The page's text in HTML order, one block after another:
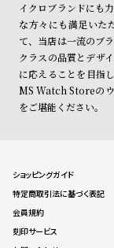
イクロブランドにも
な方々にも満足いた
て、当店は一流のブ
クラスの品質とデザ
に応えることを目指
MS Watch Storeのウ
をご堪能ください。
ショッピングガイド
特定商取引法に基づく表記
会員規約
刻印サービス